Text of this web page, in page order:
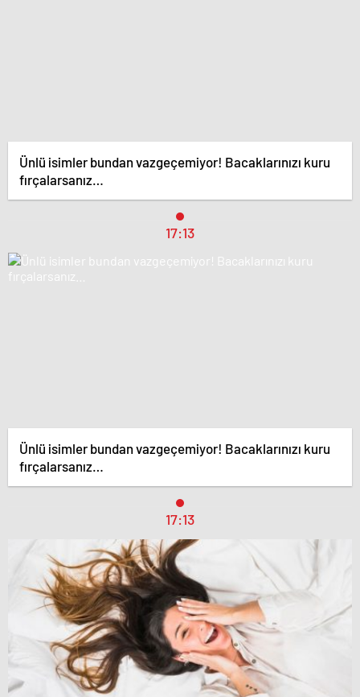
Ünlü isimler bundan vazgeçemiyor! Bacaklarınızı kuru
fırçalarsanız…
17:13
Ünlü isimler bundan vazgeçemiyor! Bacaklarınızı kuru
fırçalarsanız…
17:13